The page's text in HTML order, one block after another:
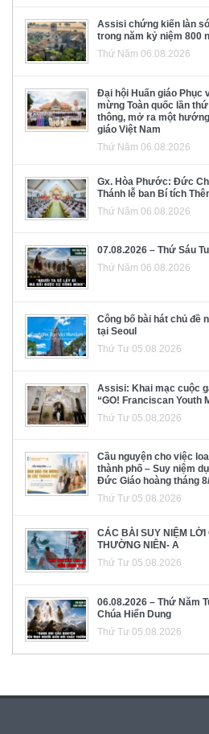
Assisi chứng kiến làn
trong năm kỷ niệm 800
Thứ Năm 06.08.2026
Đại hội Huấn giáo Phục
mừng Toàn quốc lần
thông, mở ra một
giáo Việt Nam
Thứ Năm 06.08.2026
Gx. Hòa Phước: Đức
Thánh lễ ban Bí tích
Thứ Năm 06.08.2026
07.08.2026 – Thứ Sáu
Thứ Năm 06.08.2026
Công bố bài hát chủ đề
tại Seoul
Thứ Tư 05.08.2026
Assisi: Khai mạc cuộc
“GO! Franciscan Youth
Thứ Tư 05.08.2026
Cầu nguyện cho việc
thành phố – Suy niệm
Đức Giáo hoàng tháng 8/
Thứ Tư 05.08.2026
CÁC BÀI SUY NIỆM
THƯỜNG NIÊN- A
Thứ Tư 05.08.2026
06.08.2026 – Thứ Năm
Chúa Hiển Dung
Thứ Tư 05.08.2026